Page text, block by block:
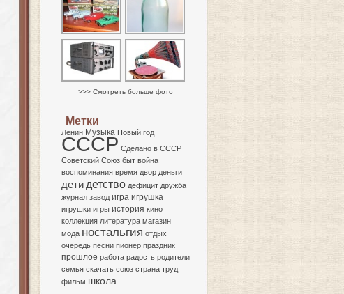
>>> Смотреть больше фото
Метки
Ленин Музыка Новый год
СССР Сделано в СССР
Советский Союз быт война
воспоминания время двор деньги
дети детство дефицит дружба
журнал завод игра игрушка
игрушки игры история кино
коллекция литература магазин
мода ностальгия отдых
очередь песни пионер праздник
прошлое работа радость родители
семья скачать союз страна труд
фильм школа